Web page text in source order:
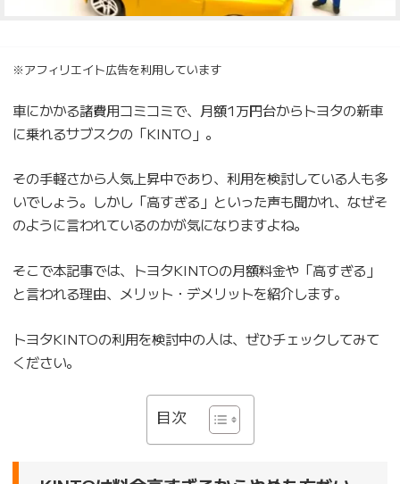
※アフィリエイト広告を利用しています
車にかかる諸費用コミコミで、月額1万円台からトヨタの新車
に乗れるサブスクの「KINTO」。
その手軽さから人気上昇中であり、利用を検討している人も多
いでしょう。しかし「高すぎる」といった声も聞かれ、なぜそ
のように言われているのかが気になりますよね。
そこで本記事では、トヨタKINTOの月額料金や「高すぎる」
と言われる理由、メリット・デメリットを紹介します。
トヨタKINTOの利用を検討中の人は、ぜひチェックしてみて
ください。
目次